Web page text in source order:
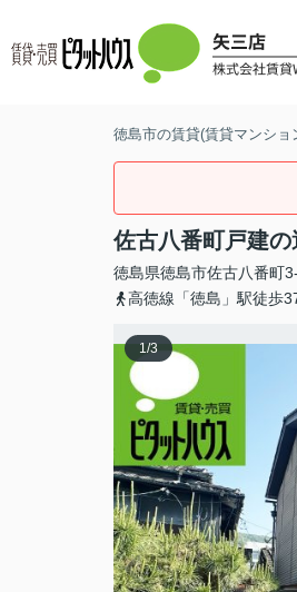
徳島市の賃貸(賃貸マンシ
佐古八番町戸建
徳島県徳島市佐古八番町
高徳線「徳島」駅徒歩
1/3